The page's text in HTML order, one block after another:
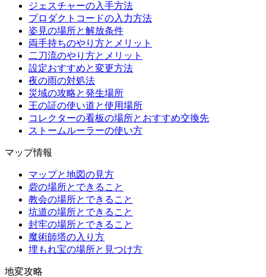
ジェスチャーの入手方法
プロダクトコードの入力方法
姿見の場所と解放条件
両手持ちのやり方とメリット
二刀流のやり方とメリット
設定おすすめと変更方法
夜の雨の対処法
災域の攻略と発生場所
王の証の使い道と使用場所
コレクターの看板の場所とおすすめ交換先
ストームルーラーの使い方
マップ情報
マップと地図の見方
砦の場所とできること
教会の場所とできること
坑道の場所とできること
封牢の場所とできること
魔術師塔の入り方
埋もれ宝の場所と見つけ方
地変攻略